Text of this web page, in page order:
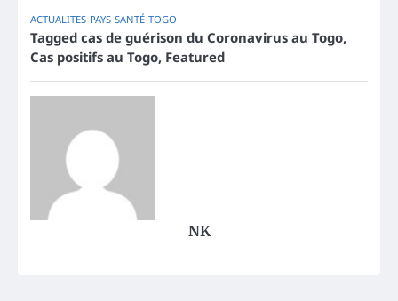
ACTUALITES PAYS SANTÉ TOGO
Tagged cas de guérison du Coronavirus au Togo,
Cas positifs au Togo, Featured
NK